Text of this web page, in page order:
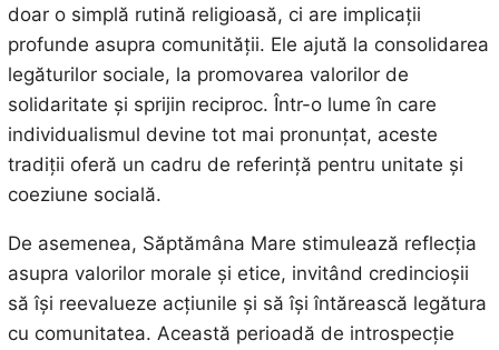
doar o simplă rutină religioasă, ci are implicații
profunde asupra comunității. Ele ajută la consolidarea
legăturilor sociale, la promovarea valorilor de
solidaritate și sprijin reciproc. Într-o lume în care
individualismul devine tot mai pronunțat, aceste
tradiții oferă un cadru de referință pentru unitate și
coeziune socială.
De asemenea, Săptămâna Mare stimulează reflecția
asupra valorilor morale și etice, invitând credincioșii
să își reevalueze acțiunile și să își întărească legătura
cu comunitatea. Această perioadă de introspecție